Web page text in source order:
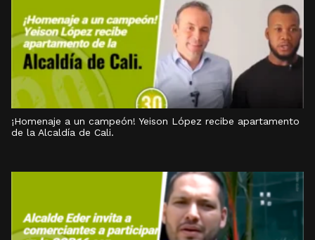
¡Homenaje a un campeón! Yeison López recibe apartamento
de la Alcaldía de Cali.